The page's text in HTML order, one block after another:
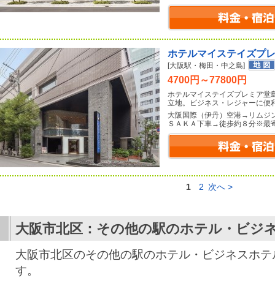
ホテルマイステイズプ
[大阪駅・梅田・中之島]
4700円～77800円
ホテルマイステイズプレミア堂
立地。ビジネス・レジャーに便
大阪国際（伊丹）空港→リムジ
ＳＡＫＡ下車→徒歩約８分※最
1 2 次へ >
大阪市北区：その他の駅のホテル・ビジ
大阪市北区のその他の駅のホテル・ビジネスホ
す。